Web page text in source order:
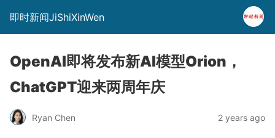
即时新闻JiShiXinWen
OpenAI即将发布新AI模型Orion，
ChatGPT迎来两周年庆
Ryan Chen 2 years ago